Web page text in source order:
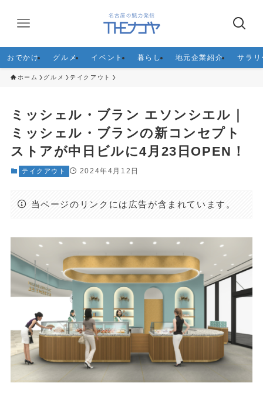
おでかけ グルメ イベント 暮らし 地元企業紹介 サラリ
ホーム グルメ テイクアウト
ミッシェル・ブラン エソンシエル｜
ミッシェル・ブランの新コンセプト
ストアが中日ビルに4月23日OPEN！
テイクアウト 2024年4月12日
当ページのリンクには広告が含まれています。